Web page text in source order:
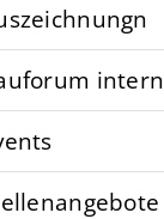
intern